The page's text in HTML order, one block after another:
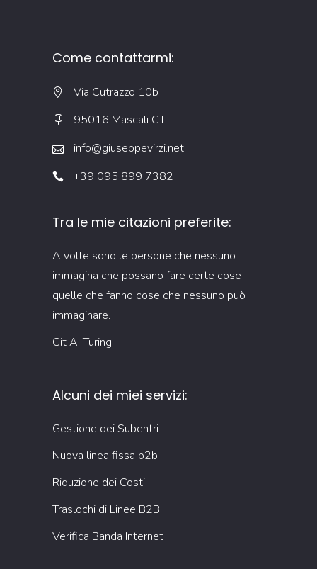
Come contattarmi:
Via Cutrazzo 10b
95016 Mascali CT
info@giuseppevirzi.net
+39 095 899 7382
Tra le mie citazioni preferite:
A volte sono le persone che nessuno
immagina che possano fare certe cose
quelle che fanno cose che nessuno può
immaginare.
Cit A. Turing
Alcuni dei miei servizi:
Gestione dei Subentri
Nuova linea fissa b2b
Riduzione dei Costi
Traslochi di Linee B2B
Verifica Banda Internet